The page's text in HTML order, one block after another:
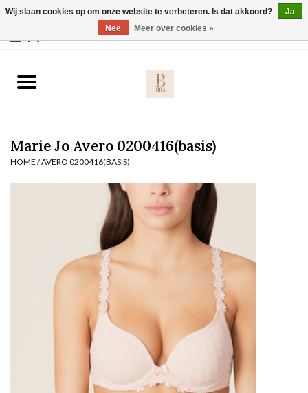
Slip
Body
Lingerie-accessoires
Marie Jo Avero 0200416(basis)
HOME /AVERO 0200416(BASIS)
Wij slaan cookies op om onze website te verbeteren. Is dat akkoord?
Ja
Nee
Meer over cookies »
Webshop werkt met EU maten. .